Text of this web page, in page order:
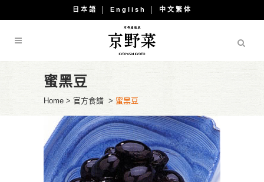
日本語 English 中文繁体
蜜黑豆
Home > 官方食譜 > 蜜黑豆